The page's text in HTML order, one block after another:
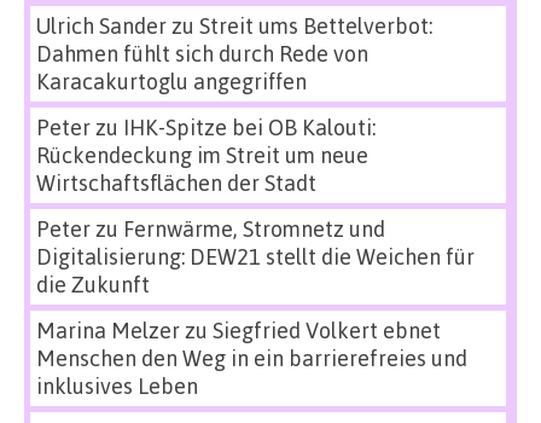
Ulrich Sanderzu Streit ums Bettelverbot:
Dahmen fühlt sich durch Rede von
Karacakurtoglu angegriffen
Peterzu IHK-Spitze bei OB Kalouti:
Rückendeckung im Streit um neue
Wirtschaftsflächen der Stadt
Peterzu Fernwärme, Stromnetz und
Digitalisierung: DEW21 stellt die Weichen für
die Zukunft
Marina Melzerzu Siegfried Volkert ebnet
Menschen den Weg in ein barrierefreies und
inklusives Leben